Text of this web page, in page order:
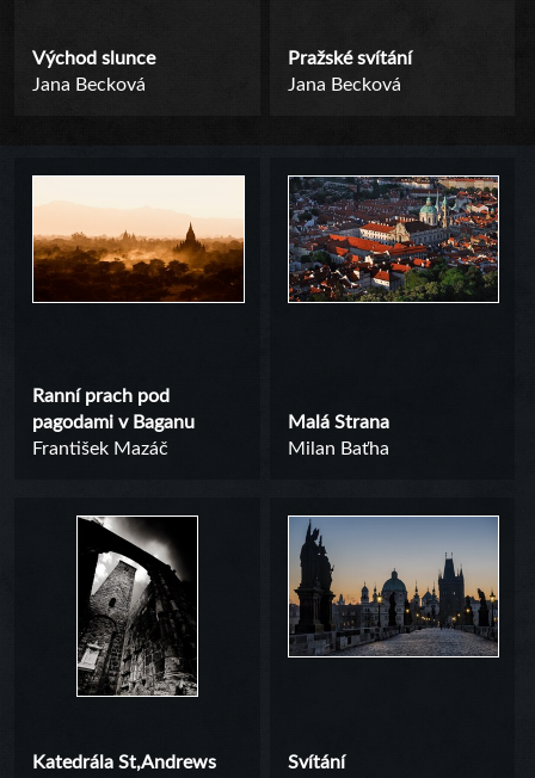
Východ slunce
Jana Becková
Pražské svítání
Jana Becková
Ranní prach pod
pagodami v Baganu
František Mazáč
Malá Strana
Milan Baťha
Katedrála St,Andrews
Svítání